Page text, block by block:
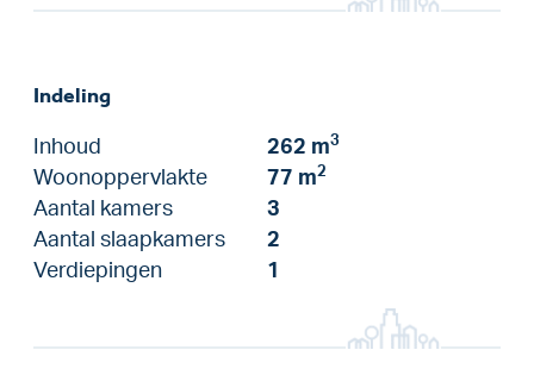
Indeling
Inhoud 262 m3
Woonoppervlakte 77 m2
Aantal kamers
3
Aantal slaapkamers
2
Verdiepingen
1